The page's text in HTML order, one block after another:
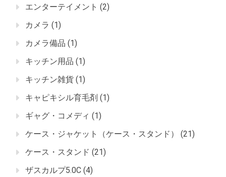
エンターテイメント (2)
カメラ (1)
カメラ備品 (1)
キッチン用品 (1)
キッチン雑貨 (1)
キャピキシル育毛剤 (1)
ギャグ・コメディ (1)
ケース・ジャケット（ケース・スタンド）
(21)
ケース・スタンド (21)
ザスカルプ5.0C (4)